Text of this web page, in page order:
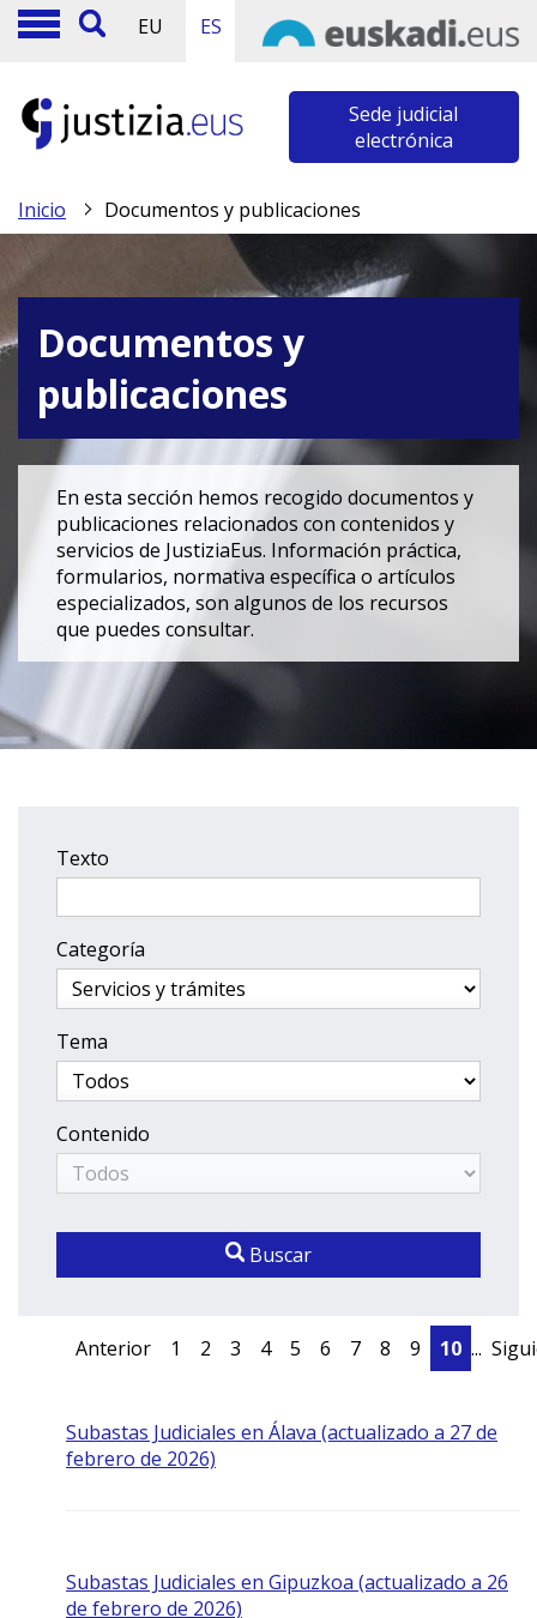
EU ES
Sede judicial
electrónica
Inicio Documentos y publicaciones
Documentos y
publicaciones
En esta sección hemos recogido documentos y
publicaciones relacionados con contenidos y
servicios de JustiziaEus. Información práctica,
formularios, normativa específica o artículos
especializados, son algunos de los recursos
que puedes consultar.
Texto
Categoría
Tema
Contenido
Buscar
Anterior 1 2 3 4 5 6 7 8 9 10 ...
Subastas Judiciales en Álava (actualizado a 27 de
febrero de 2026)
Subastas Judiciales en Gipuzkoa (actualizado a 26
de febrero de 2026)